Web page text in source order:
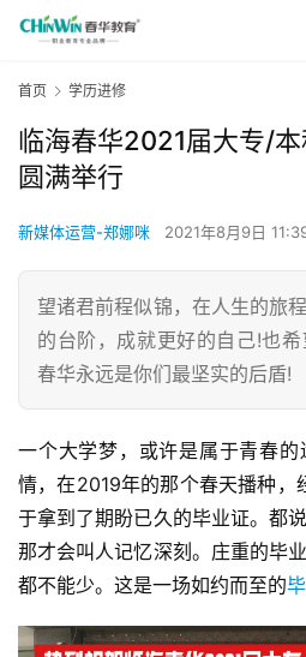
首页 学历进修
临海春华2021届大专/
圆满举行
新媒体运营-郑娜咪 2021年8月9日
望诸君前程似锦，在人生的旅
的台阶，成就更好的自己!也希
春华永远是你们最坚实的后盾!
一个大学梦，或许是属于青春
情，在2019年的那个春天播种，
于拿到了期盼已久的毕业证。都
那才会叫人记忆深刻。庄重的毕
都不能少。这是一场如约而至的